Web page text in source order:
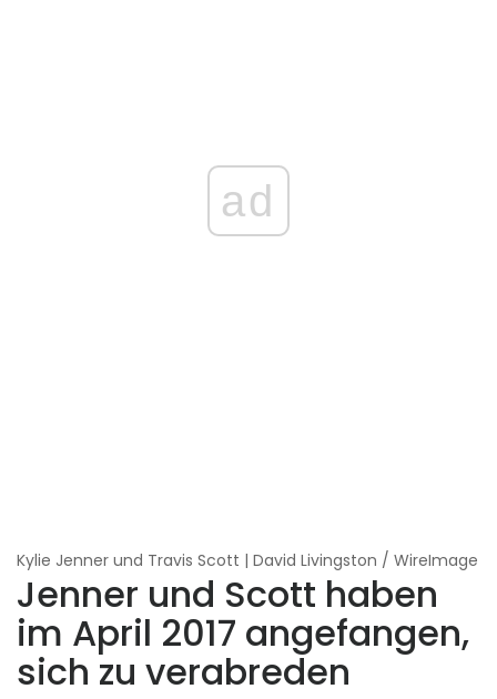
ad
Kylie Jenner und Travis Scott | David Livingston / WireImage
Jenner und Scott haben
im April 2017 angefangen,
sich zu verabreden